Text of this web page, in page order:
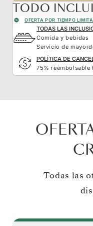
TODO
OFERTA POR TIEMPO
TODAS LAS
Comida y bebidas
Servicio de
POLÍTICA DE
75% reembolsable
Todas las